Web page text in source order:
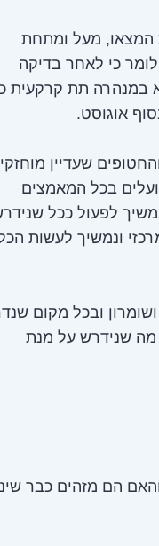
המצאו, מעל ומתחת
כי לאחר בדיקה
במנהרה תת קרקעית
אוגוסט.
שעדיין
בכל המאמצים
לפעול ככל
ונמשיך לעשות
ובכל מקום
מה שנידרש על מנת
הם מזהים כבר